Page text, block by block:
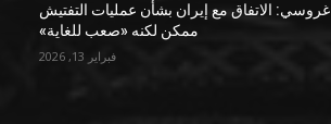
غروسي: الاتفاق مع إيران بشأن عمليات التفتيش
ممكن لكنه «صعب للغاية»
فبراير 13, 2026